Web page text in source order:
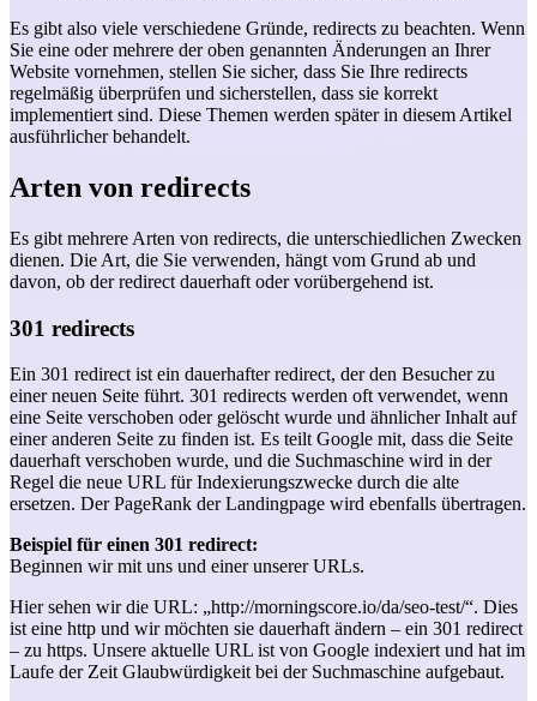
Es gibt also viele verschiedene Gründe, redirects zu beachten. Wenn
Sie eine oder mehrere der oben genannten Änderungen an Ihrer
Website vornehmen, stellen Sie sicher, dass Sie Ihre redirects
regelmäßig überprüfen und sicherstellen, dass sie korrekt
implementiert sind. Diese Themen werden später in diesem Artikel
ausführlicher behandelt.
Arten von redirects
Es gibt mehrere Arten von redirects, die unterschiedlichen Zwecken
dienen. Die Art, die Sie verwenden, hängt vom Grund ab und
davon, ob der redirect dauerhaft oder vorübergehend ist.
301 redirects
Ein 301 redirect ist ein dauerhafter redirect, der den Besucher zu
einer neuen Seite führt. 301 redirects werden oft verwendet, wenn
eine Seite verschoben oder gelöscht wurde und ähnlicher Inhalt auf
einer anderen Seite zu finden ist. Es teilt Google mit, dass die Seite
dauerhaft verschoben wurde, und die Suchmaschine wird in der
Regel die neue URL für Indexierungszwecke durch die alte
ersetzen. Der PageRank der Landingpage wird ebenfalls übertragen.
Beispiel für einen 301 redirect:
Beginnen wir mit uns und einer unserer URLs.
Hier sehen wir die URL: „http://morningscore.io/da/seo-test/“. Dies
ist eine http und wir möchten sie dauerhaft ändern – ein 301 redirect
– zu https. Unsere aktuelle URL ist von Google indexiert und hat im
Laufe der Zeit Glaubwürdigkeit bei der Suchmaschine aufgebaut.